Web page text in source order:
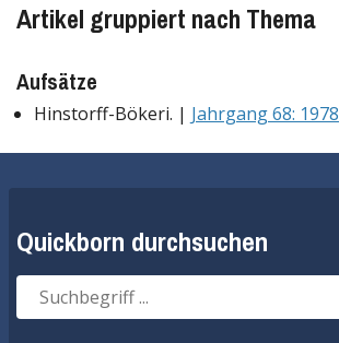
Artikel gruppiert nach Thema
Aufsätze
Hinstorff-Bökeri. | Jahrgang 68: 1978
Quickborn durchsuchen
Suche
nach: